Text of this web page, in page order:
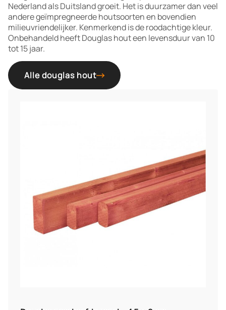
Nederland als Duitsland groeit. Het is duurzamer dan veel
andere geïmpregneerde houtsoorten en bovendien
milieuvriendelijker. Kenmerkend is de roodachtige kleur.
Onbehandeld heeft Douglas hout een levensduur van 10
tot 15 jaar.
Alle douglas hout